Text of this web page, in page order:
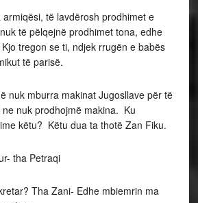
të lavdërosh prodhimet e
të pëlqejnë prodhimet tona, edhe
tregon se ti, ndjek rrugën e babës
të parisë.
nuk mburra makinat Jugosllave për të
nuk prodhojmë makina. Ku
këtu? Këtu dua ta thotë Zan Fiku.
tha Petraqi
Tha Zani- Edhe mbiemrin ma